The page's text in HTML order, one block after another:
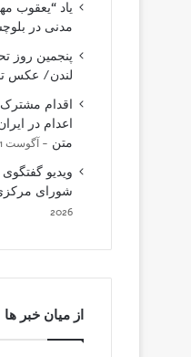
یاد “یعقوب
مدنی در
پنجمین روز
لندن/ عکس
اقدام
اعدام در
متن
آگوست 1, 2026
ویدیو
شورای
2026
از میان خبر ها